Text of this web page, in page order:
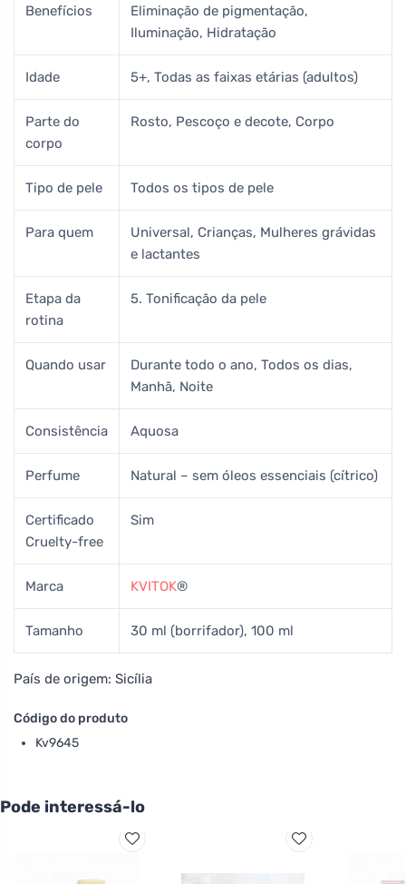
Benefícios
Eliminação de pigmentação,
Iluminação, Hidratação
Idade 5+, Todas as faixas etárias (adultos)
Parte do
corpo
Rosto, Pescoço e decote, Corpo
Tipo de pele Todos os tipos de pele
Para quem
Universal, Crianças, Mulheres grávidas
e lactantes
Etapa da
rotina
5. Tonificação da pele
Quando usar
Durante todo o ano, Todos os dias,
Manhã, Noite
Consistência Aquosa
Perfume Natural – sem óleos essenciais (cítrico)
Certificado
Cruelty-free
Sim
Marca KVITOK®
Tamanho 30 ml (borrifador), 100 ml
País de origem: Sicília
Código do produto
Kv9645
Pode interessá-lo